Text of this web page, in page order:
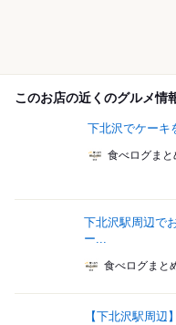
このお店の近くのグルメ情
下北沢でケーキ
食べログまと
下北沢駅周辺で
ー...
食べログまと
【下北沢駅周